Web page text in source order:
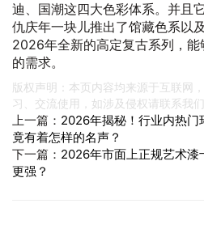
迪、国潮这四大色彩体系。并且
仇庆年一块儿推出了馆藏色系以
2026年全新的高定复古系列，
的需求。
版权声明：本页内容均来源于互联网
习、交流使用，如涉及侵权请联系我
上一篇： 2026年揭秘！行业内热
竟有着怎样的名声？
下一篇： 2026年市面上正规艺术漆
更强？